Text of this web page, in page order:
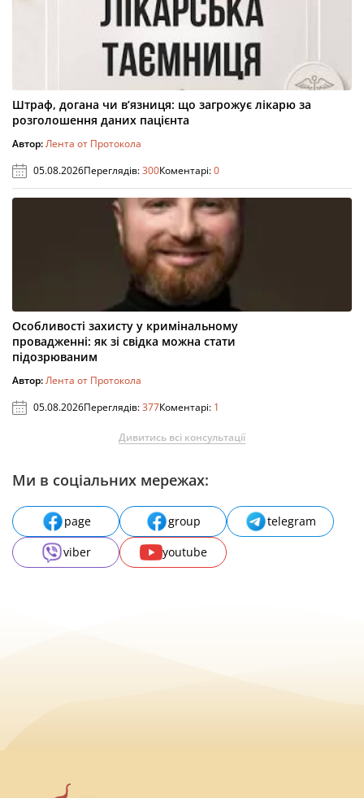
Штраф, догана чи в’язниця: що загрожує лікарю за
розголошення даних пацієнта
Автор:Лента от Протокола
05.08.2026Переглядів:300Коментарі:0
Особливості захисту у кримінальному
провадженні: як зі свідка можна стати
підозрюваним
Автор:Лента от Протокола
05.08.2026Переглядів:377Коментарі: 1
Дивитись всі консультації
Ми в соціальних мережах:
page group
telegram
viber
youtube